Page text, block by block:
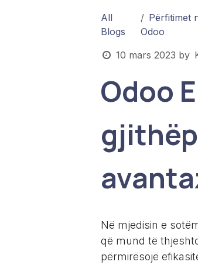
All
Blogs
Përfitimet
Odoo
10 mars 2023 by
Odoo
Në mjedisin e
që mund të
përmirësojë